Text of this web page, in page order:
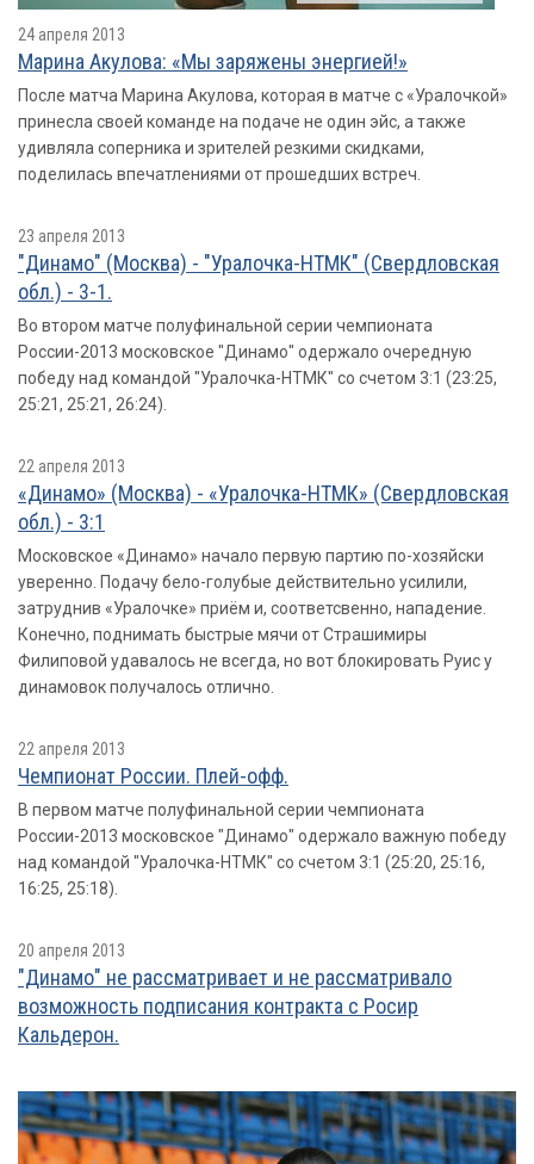
24 апреля 2013
Марина Акулова: «Мы заряжены энергией!»
После матча Марина Акулова, которая в матче с «Уралочкой»
принесла своей команде на подаче не один эйс, а также
удивляла соперника и зрителей резкими скидками,
поделилась впечатлениями от прошедших встреч.
23 апреля 2013
"Динамо" (Москва) - "Уралочка-НТМК" (Свердловская
обл.) - 3-1.
Во втором матче полуфинальной серии чемпионата
России-2013 московское "Динамо" одержало очередную
победу над командой "Уралочка-НТМК" со счетом 3:1 (23:25,
25:21, 25:21, 26:24).
22 апреля 2013
«Динамо» (Москва) - «Уралочка-НТМК» (Свердловская
обл.) - 3:1
Московское «Динамо» начало первую партию по-хозяйски
уверенно. Подачу бело-голубые действительно усилили,
затруднив «Уралочке» приём и, соответсвенно, нападение.
Конечно, поднимать быстрые мячи от Страшимиры
Филиповой удавалось не всегда, но вот блокировать Руис у
динамовок получалось отлично.
22 апреля 2013
Чемпионат России. Плей-офф.
В первом матче полуфинальной серии чемпионата
России-2013 московское "Динамо" одержало важную победу
над командой "Уралочка-НТМК" со счетом 3:1 (25:20, 25:16,
16:25, 25:18).
20 апреля 2013
"Динамо" не рассматривает и не рассматривало
возможность подписания контракта с Росир
Кальдерон.